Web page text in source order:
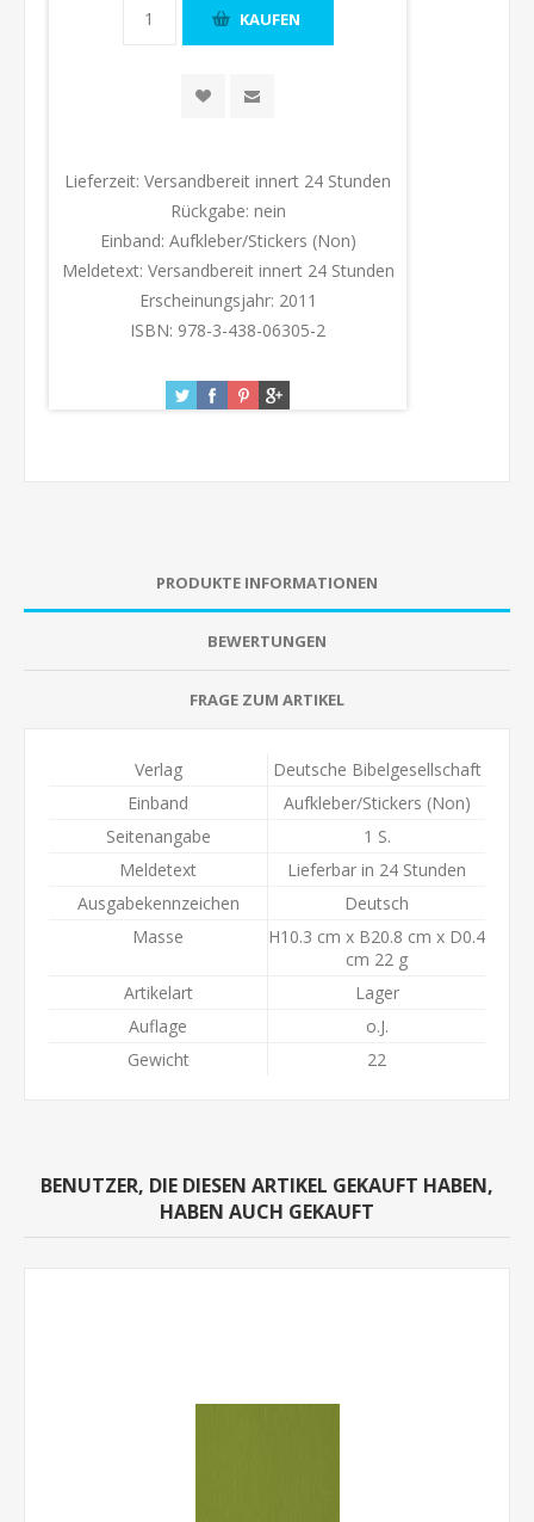
Lieferzeit: Versandbereit innert 24 Stunden
Rückgabe: nein
Einband: Aufkleber/Stickers (Non)
Meldetext: Versandbereit innert 24 Stunden
Erscheinungsjahr: 2011
ISBN: 978-3-438-06305-2
PRODUKTE INFORMATIONEN
BEWERTUNGEN
FRAGE ZUM ARTIKEL
Verlag
Deutsche Bibelgesellschaft
Einband
Aufkleber/Stickers (Non)
Seitenangabe
1 S.
Meldetext
Lieferbar in 24 Stunden
Ausgabekennzeichen
Deutsch
Masse
H10.3 cm x B20.8 cm x D0.4
cm 22 g
Artikelart
Lager
Auflage
o.J.
Gewicht
22
BENUTZER, DIE DIESEN ARTIKEL GEKAUFT HABEN,
HABEN AUCH GEKAUFT